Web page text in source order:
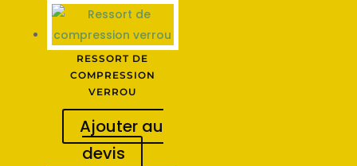
RESSORT DE
COMPRESSION
VERROU
Ajouter au
devis